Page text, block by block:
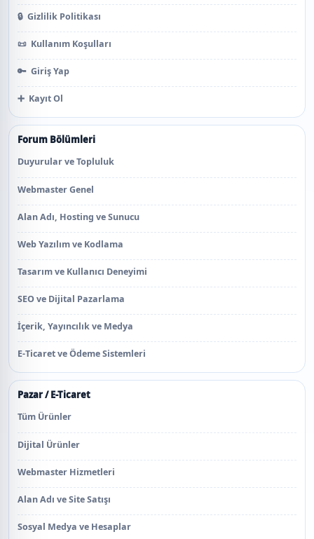
🔒 Gizlilik Politikası
📜 Kullanım Koşulları
🔑 Giriş Yap
➕ Kayıt Ol
Forum Bölümleri
Duyurular ve Topluluk
Webmaster Genel
Alan Adı, Hosting ve Sunucu
Web Yazılım ve Kodlama
Tasarım ve Kullanıcı Deneyimi
SEO ve Dijital Pazarlama
İçerik, Yayıncılık ve Medya
E-Ticaret ve Ödeme Sistemleri
Pazar / E-Ticaret
Tüm Ürünler
Dijital Ürünler
Webmaster Hizmetleri
Alan Adı ve Site Satışı
Sosyal Medya ve Hesaplar